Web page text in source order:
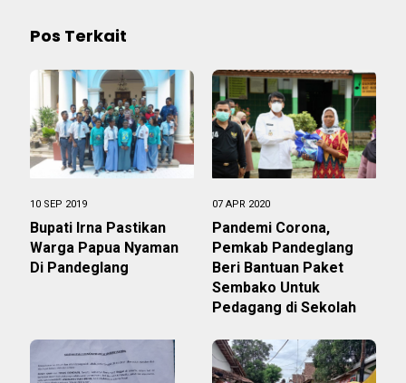
Pos Terkait
10 SEP 2019
Bupati Irna Pastikan
Warga Papua Nyaman
Di Pandeglang
07 APR 2020
Pandemi Corona,
Pemkab Pandeglang
Beri Bantuan Paket
Sembako Untuk
Pedagang di Sekolah